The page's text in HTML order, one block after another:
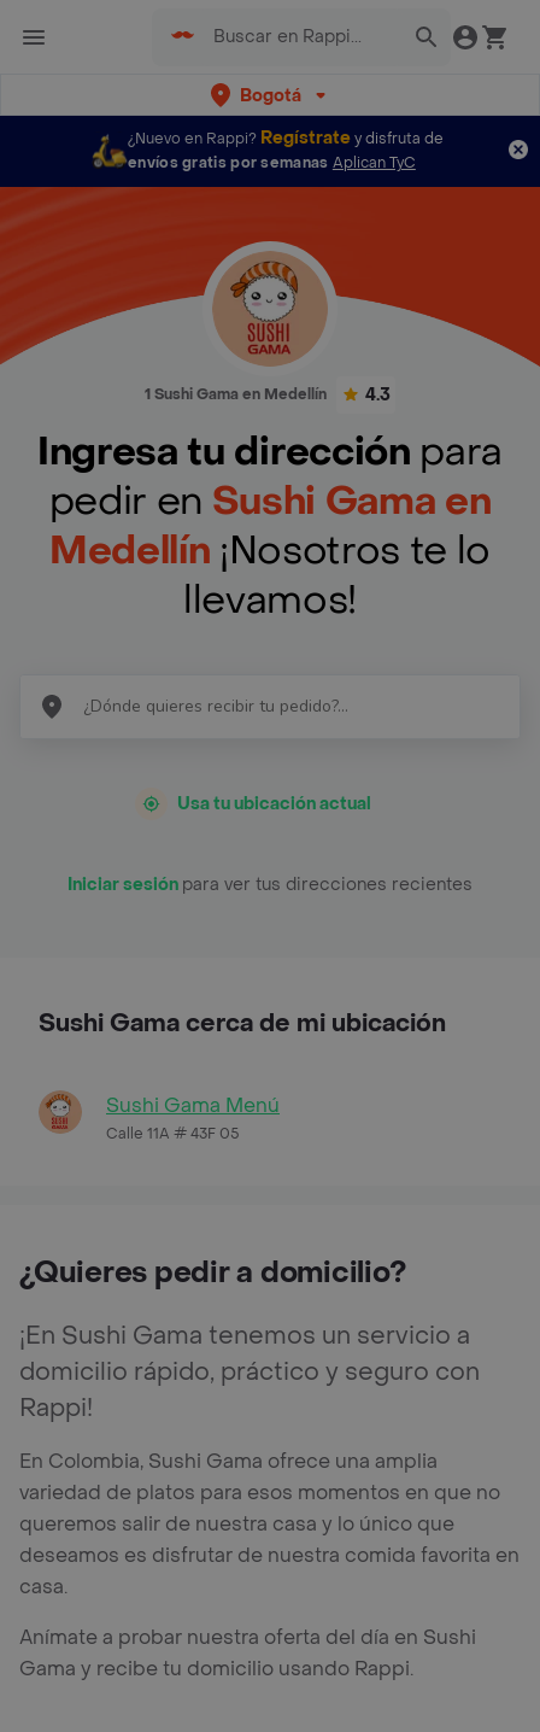
Bogotá
¿Nuevo en Rappi? Regístratey disfruta de
envíos gratis por semanas Aplican TyC
1 Sushi Gama en Medellín 4.3
Ingresa tu dirección para
pedir en Sushi Gama en
Medellín ¡Nosotros te lo
llevamos!
Usa tu ubicación actual
Iniciar sesión para ver tus direcciones recientes
Sushi Gama cerca de mi ubicación
Sushi Gama Menú
Calle 11A # 43F 05
¿Quieres pedir a domicilio?
¡En Sushi Gama tenemos un servicio a
domicilio rápido, práctico y seguro con
Rappi!
En Colombia, Sushi Gama ofrece una amplia
variedad de platos para esos momentos en que no
queremos salir de nuestra casa y lo único que
deseamos es disfrutar de nuestra comida favorita en
casa.
Anímate a probar nuestra oferta del día en Sushi
Gama y recibe tu domicilio usando Rappi.